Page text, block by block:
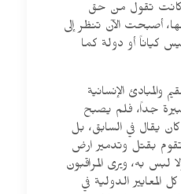
كانت تقول من حق
أصبحت الآن تنظر إلى
كياناً أو دولة كما
والمبادئ الإنسانية
جداً، فلم يصبح
يقال في السابق، بل
بقتل وتدمير ارض
به، ويرى المراقبون
المعايير الدولية في